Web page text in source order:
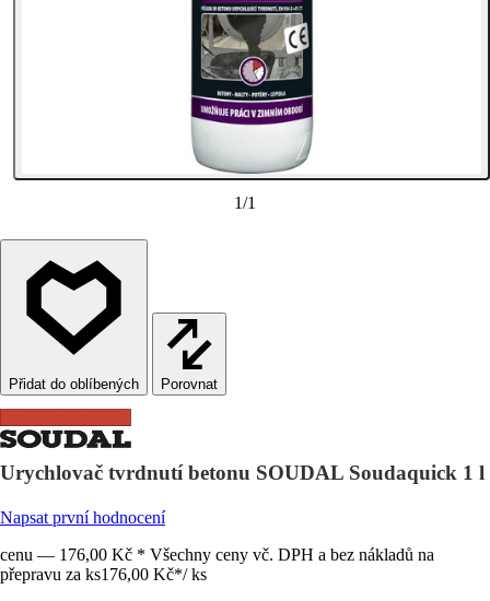
1/1
Porovnat
Urychlovač tvrdnutí betonu SOUDAL Soudaquick 1 l
Napsat první hodnocení
cenu — 176,00 Kč * Všechny ceny vč. DPH a bez nákladů na
přepravu za ks176,00 Kč*/ ks